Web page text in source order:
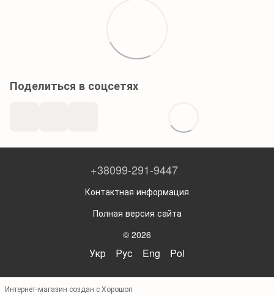
Поделиться в соцсетях
+38099-291-9447
Контактная информация
Полная версия сайта
© 2026
Укр Рус Eng Pol
Интернет-магазин создан с Хорошоп